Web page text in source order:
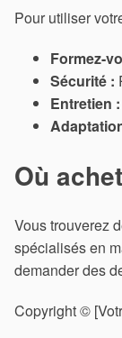
Pour utiliser
Formez-
Sécurité :
Entretien :
Où
Vous trouverez
spécialisés en
demander des
Copyright ©